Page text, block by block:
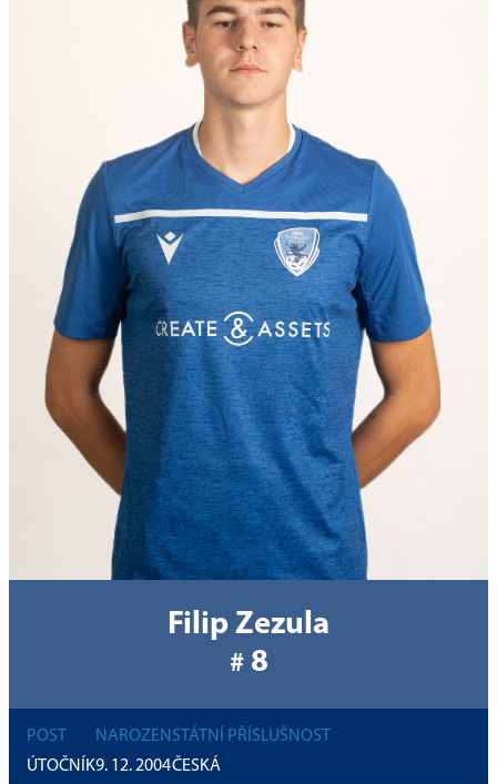
Filip Zezula
# 8
POST
ÚTOČNÍK
NAROZEN
9. 12. 2004
STÁTNÍ PŘÍSLUŠNOST
ČESKÁ